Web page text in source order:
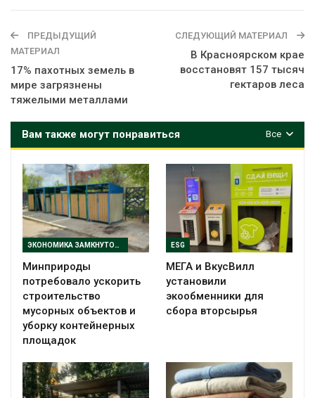
ПРЕДЫДУЩИЙ
МАТЕРИАЛ
17% пахотных земель в
мире загрязнены
тяжелыми металлами
СЛЕДУЮЩИЙ МАТЕРИАЛ
В Красноярском крае
восстановят 157 тысяч
гектаров леса
Все
Вам также могут понравиться
ЭКОНОМИКА ЗАМКНУТОГО ЦИКЛА
Минприроды
потребовало ускорить
строительство
мусорных объектов и
уборку контейнерных
площадок
ESG
МЕГА и ВкусВилл
установили
экообменники для
сбора вторсырья